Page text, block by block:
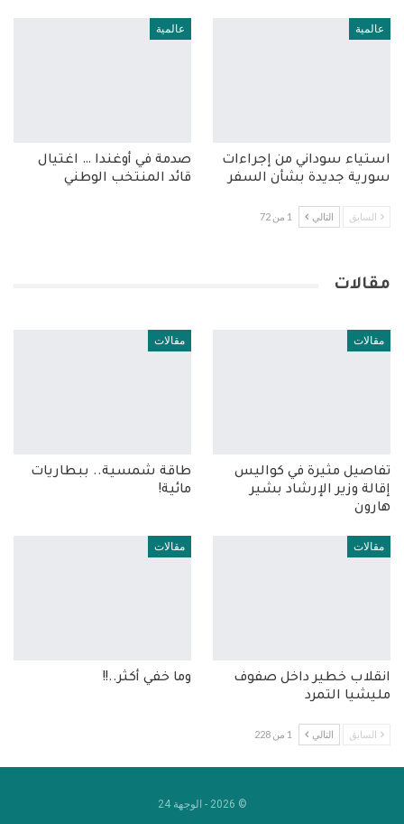
عالمية
استياء سوداني من إجراءات
سورية جديدة بشأن السفر
عالمية
صدمة في أوغندا … اغتيال
قائد المنتخب الوطني
السابق التالي 1 من 72
مقالات
مقالات
تفاصيل مثيرة في كواليس
إقالة وزير الإرشاد بشير
هارون
مقالات
طاقة شمسية.. ببطاريات
مائية!
مقالات
انقلاب خطير داخل صفوف
مليشيا التمرد
مقالات
وما خفي أكثر..!!
السابق التالي 1 من 228
© 2026 - الوجهة 24